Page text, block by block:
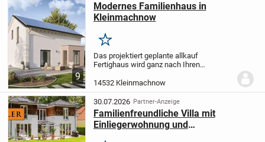
9
Modernes Familienhaus in
Kleinmachnow
Merken
Das projektiert geplante allkauf
Fertighaus wird ganz nach Ihren
Vorstellungen gefertigt. Sie können Ihren
Traum vom Eigenheim genau nach Ihren
Bedürfnissen gestalten und...
14532 Kleinmachnow
30.07.2026 Partner-Anzeige
Familienfreundliche Villa mit
Einliegerwohnung und